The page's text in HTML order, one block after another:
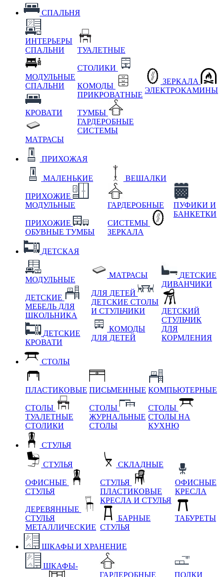
СПАЛЬНЯ
ИНТЕРЬЕРЫ
СПАЛЬНИ
МОДУЛЬНЫЕ
СПАЛЬНИ
КРОВАТИ
МАТРАСЫ
ТУАЛЕТНЫЕ
СТОЛИКИ
КОМОДЫ
ПРИКРОВАТНЫЕ
ТУМБЫ
ГАРДЕРОБНЫЕ
СИСТЕМЫ
ЗЕРКАЛА
ЭЛЕКТРОКАМИНЫ
ПРИХОЖАЯ
МАЛЕНЬКИЕ
ПРИХОЖИЕ
МОДУЛЬНЫЕ
ПРИХОЖИЕ
ОБУВНЫЕ ТУМБЫ
ВЕШАЛКИ
ГАРДЕРОБНЫЕ
СИСТЕМЫ
ЗЕРКАЛА
ПУФИКИ И
БАНКЕТКИ
ДЕТСКАЯ
МОДУЛЬНЫЕ
ДЕТСКИЕ
МЕБЕЛЬ ДЛЯ
ШКОЛЬНИКА
ДЕТСКИЕ
КРОВАТИ
МАТРАСЫ
ДЛЯ ДЕТЕЙ
ДЕТСКИЕ СТОЛЫ
И СТУЛЬЧИКИ
КОМОДЫ
ДЛЯ ДЕТЕЙ
ДЕТСКИЕ
ДИВАНЧИКИ
ДЕТСКИЙ
СТУЛЬЧИК
ДЛЯ
КОРМЛЕНИЯ
СТОЛЫ
ПЛАСТИКОВЫЕ
СТОЛЫ
ТУАЛЕТНЫЕ
СТОЛИКИ
ПИСЬМЕННЫЕ
СТОЛЫ
ЖУРНАЛЬНЫЕ
СТОЛЫ
КОМПЬЮТЕРНЫЕ
СТОЛЫ
СТОЛЫ НА
КУХНЮ
СТУЛЬЯ
СТУЛЬЯ
ОФИСНЫЕ
СТУЛЬЯ
ДЕРЕВЯННЫЕ
СТУЛЬЯ
МЕТАЛЛИЧЕСКИЕ
СКЛАДНЫЕ
СТУЛЬЯ
ПЛАСТИКОВЫЕ
КРЕСЛА И СТУЛЬЯ
БАРНЫЕ
СТУЛЬЯ
ОФИСНЫЕ
КРЕСЛА
ТАБУРЕТЫ
ШКАФЫ И ХРАНЕНИЕ
ШКАФЫ-
ГАРДЕРОБНЫЕ
ПОЛКИ